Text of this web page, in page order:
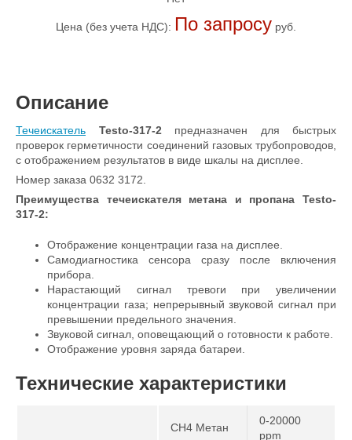
Цена (без учета НДС): По запросу руб.
Описание
Течеискатель Testo-317-2 предназначен для быстрых
проверок герметичности соединений газовых трубопроводов,
с отображением результатов в виде шкалы на дисплее.
Номер заказа 0632 3172.
Преимущества течеискателя метана и пропана Testo-
317-2:
Отображение концентрации газа на дисплее.
Самодиагностика сенсора сразу после включения
прибора.
Нарастающий сигнал тревоги при увеличении
концентрации газа; непрерывный звуковой сигнал при
превышении предельного значения.
Звуковой сигнал, оповещающий о готовности к работе.
Отображение уровня заряда батареи.
Технические характеристики
CH4 Метан
0-20000
ppm